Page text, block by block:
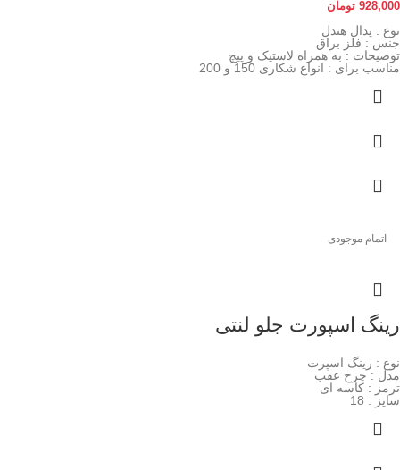
928,000 تومان
نوع : پدال هندل
جنس : فلز براق
توضیحات : به همراه لاستیک و پیچ
مناسب برای : انواع شکاری 150 و 200
اتمام موجودی
رینگ اسپورت جلو لنتی
نوع : رینگ اسپرت
مدل : چرخ عقب
ترمز : کاسه ای
سایز : 18